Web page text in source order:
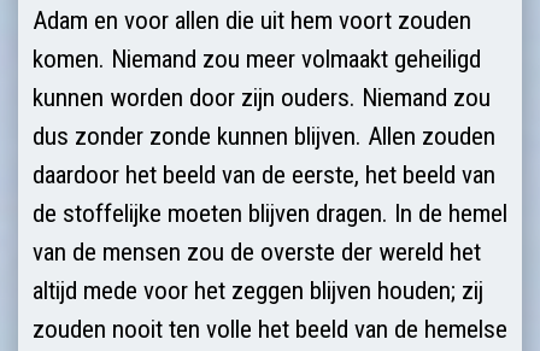
Adam en voor allen die uit hem voort zouden
komen. Niemand zou meer volmaakt geheiligd
kunnen worden door zijn ouders. Niemand zou
dus zonder zonde kunnen blijven. Allen zouden
daardoor het beeld van de eerste, het beeld van
de stoffelijke moeten blijven dragen. In de hemel
van de mensen zou de overste der wereld het
altijd mede voor het zeggen blijven houden; zij
zouden nooit ten volle het beeld van de hemelse